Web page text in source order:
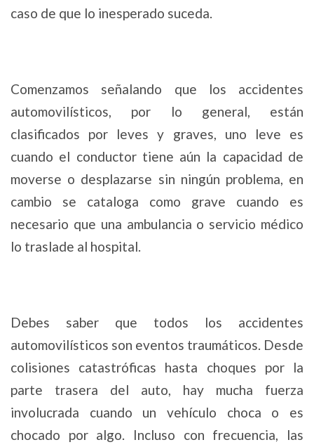
caso de que lo inesperado suceda.
Comenzamos señalando que los accidentes
automovilísticos, por lo general, están
clasificados por leves y graves, uno leve es
cuando el conductor tiene aún la capacidad de
moverse o desplazarse sin ningún problema, en
cambio se cataloga como grave cuando es
necesario que una ambulancia o servicio médico
lo traslade al hospital.
Debes saber que todos los accidentes
automovilísticos son eventos traumáticos. Desde
colisiones catastróficas hasta choques por la
parte trasera del auto, hay mucha fuerza
involucrada cuando un vehículo choca o es
chocado por algo. Incluso con frecuencia, las